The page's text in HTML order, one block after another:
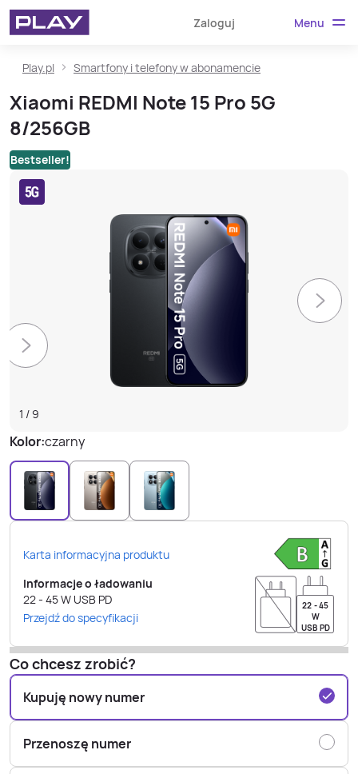
Zaloguj Menu
Play.pl Smartfony i telefony w abonamencie
Xiaomi REDMI Note 15 Pro 5G
8/256GB
Bestseller!
1 / 9
Kolor:czarny
Karta informacyjna produktu
Informacje o ładowaniu
22 - 45W USB PD
Przejdź do specyfikacji
22 - 45
W
USB PD
Co chcesz zrobić?
Kupuję nowy numer
Przenoszę numer